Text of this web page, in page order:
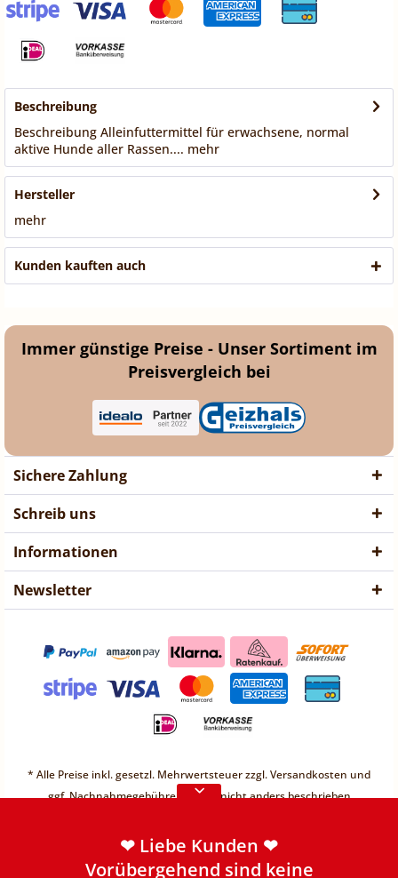
Vorübergehend sind keine
Bestellungen möglich.
❤ Liebe Kunden ❤
Vorübergehend sind keine
Beschreibung
Beschreibung Alleinfuttermittel für erwachsene, normal
aktive Hunde aller Rassen.... mehr
Hersteller
mehr
Kunden kauften auch
Immer günstige Preise - Unser Sortiment im
Preisvergleich bei
Sichere Zahlung
Schreib uns
Informationen
Newsletter
* Alle Preise inkl. gesetzl. Mehrwertsteuer zzgl.Versandkosten und
ggf. Nachnahmegebühren, wenn nicht anders beschrieben
Mindermengenzuschlag von 2,49€
* Preis "vorher" ist unser günstigster Preis der letzten 30 Tage.